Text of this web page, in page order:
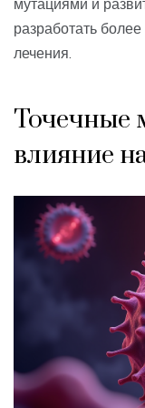
мутациями и
разработать
лечения.
Точечные
влияние